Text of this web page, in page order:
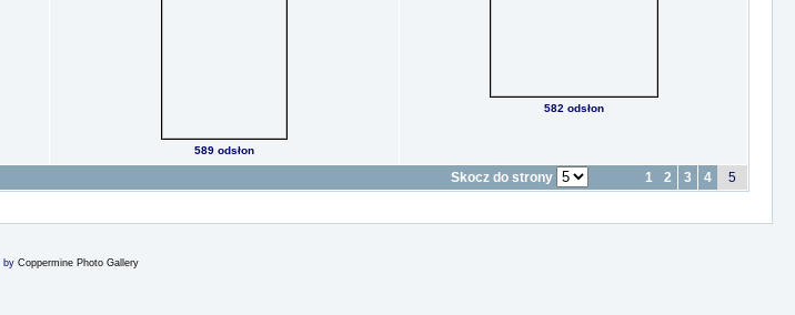
589 odsłon
582 odsłon
Skocz do strony 1 2 3 4 5
by Coppermine Photo Gallery